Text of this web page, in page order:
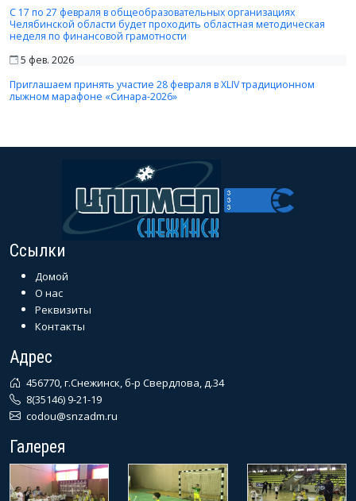
С 17 по 27 февраля в общеобразовательных организациях
Челябинской области будет проходить областная методическая
неделя по финансовой грамотности
5 фев. 2026
Приглашаем принять участие 28 февраля в XLIV традиционном
лыжном марафоне «Синара-2026»
Ссылки
Домой
О нас
Реквизиты
Контакты
Адрес
456770, г.Снежинск, б-р Свердлова, д.34
8(35146) 9-21-19
codou@snzadm.ru
Галерея